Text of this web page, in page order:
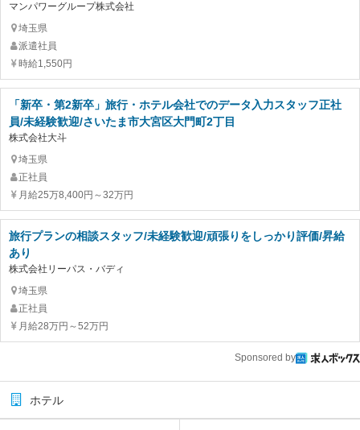
マンパワーグループ株式会社
埼玉県
派遣社員
時給1,550円
「新卒・第2新卒」旅行・ホテル会社でのデータ入力スタッフ正社
員/未経験歓迎/さいたま市大宮区大門町2丁目
株式会社大斗
埼玉県
正社員
月給25万8,400円～32万円
旅行プランの相談スタッフ/未経験歓迎/頑張りをしっかり評価/昇給
あり
株式会社リーパス・バディ
埼玉県
正社員
月給28万円～52万円
Sponsored by
ホテル